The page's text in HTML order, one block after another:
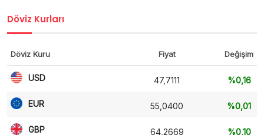
Döviz Kurları
Döviz Kuru Fiyat Değişim
USD 47,7111 %0,16
EUR 55,0400 %0,01
GBP 64,2669 %0,10